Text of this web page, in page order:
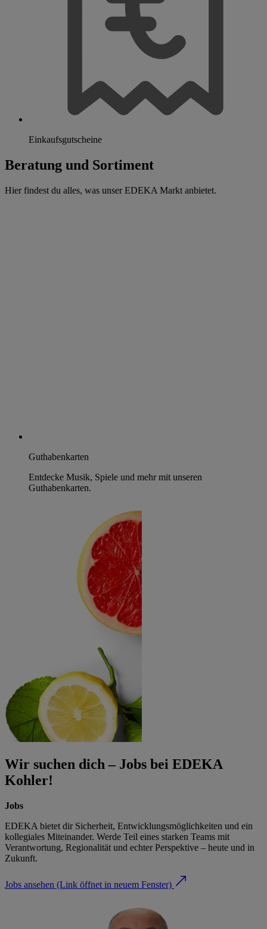
Einkaufsgutscheine
Beratung und Sortiment
Hier findest du alles, was unser EDEKA Markt anbietet.
Guthabenkarten
Entdecke Musik, Spiele und mehr mit unseren
Guthabenkarten.
Wir suchen dich – Jobs bei EDEKA
Kohler!
Jobs
EDEKA bietet dir Sicherheit, Entwicklungsmöglichkeiten und ein
kollegiales Miteinander. Werde Teil eines starken Teams mit
Verantwortung, Regionalität und echter Perspektive – heute und in
Zukunft.
Jobs ansehen (Link öffnet in neuem Fenster)